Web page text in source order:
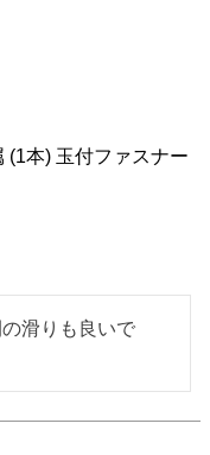
(1本) 玉付ファスナー
滑りも良いで